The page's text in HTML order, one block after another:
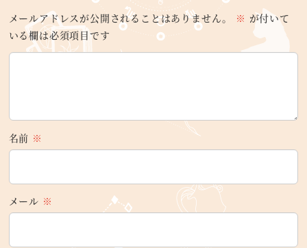
メールアドレスが公開されることはありません。 ※ が付いて
いる欄は必須項目です
名前 ※
メール ※